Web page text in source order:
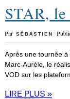
STAR,
Par SÉBASTIEN |
Après une tournée
Marc-Aurèle, le
VOD sur les
LIRE PLUS »